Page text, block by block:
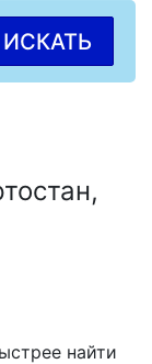
ИСКАТЬ
найти